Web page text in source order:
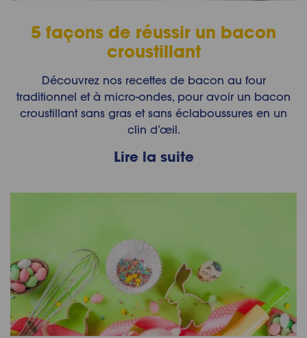
5 façons de réussir un bacon
croustillant
Découvrez nos recettes de bacon au four
traditionnel et à micro-ondes, pour avoir un bacon
croustillant sans gras et sans éclaboussures en un
clin d’œil.
Lire la suite